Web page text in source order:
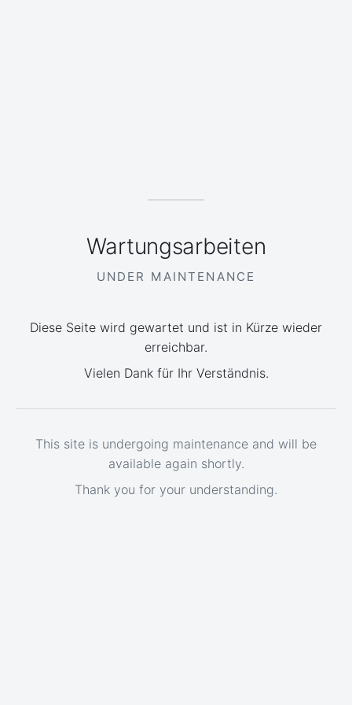
Wartungsarbeiten
UNDER MAINTENANCE
Diese Seite wird gewartet und ist in Kürze wieder
erreichbar.
Vielen Dank für Ihr Verständnis.
This site is undergoing maintenance and will be
available again shortly.
Thank you for your understanding.